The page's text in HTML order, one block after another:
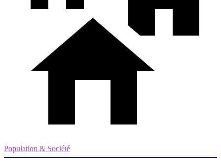
Population & Société